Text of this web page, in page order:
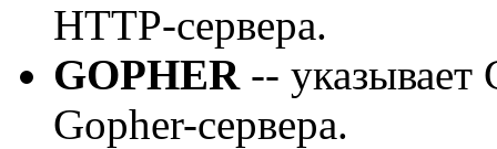
HTTP-сервера.
GOPHER-- указывает
Gopher-сервера.